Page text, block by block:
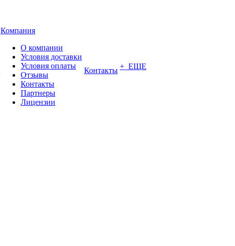
Компания
О компании
Условия доставки
Условия оплаты
Отзывы
Контакты
Партнеры
Лицензии
Контакты + ЕЩЕ